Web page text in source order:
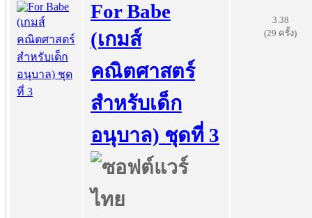
For Babe
(เกมส์
คณิตศาสตร์
สำหรับเด็ก
อนุบาล) ชุดที่ 3
3.38
(29 ครั้ง)